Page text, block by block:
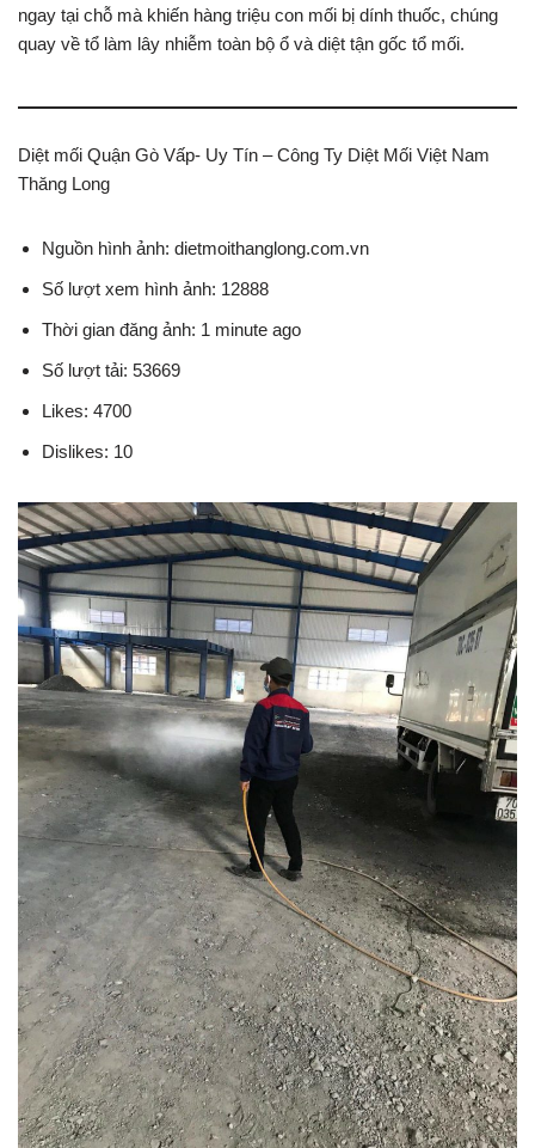
ngay tại chỗ mà khiến hàng triệu con mối bị dính thuốc, chúng
quay về tổ làm lây nhiễm toàn bộ ổ và diệt tận gốc tổ mối.
Diệt mối Quận Gò Vấp- Uy Tín – Công Ty Diệt Mối Việt Nam
Thăng Long
Nguồn hình ảnh: dietmoithanglong.com.vn
Số lượt xem hình ảnh: 12888
Thời gian đăng ảnh: 1 minute ago
Số lượt tải: 53669
Likes: 4700
Dislikes: 10